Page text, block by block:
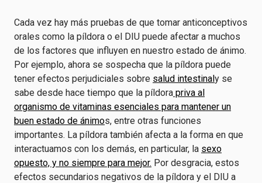
Cada vez hay más pruebas de que tomar anticonceptivos
orales como la píldora o el DIU puede afectar a muchos
de los factores que influyen en nuestro estado de ánimo.
Por ejemplo, ahora se sospecha que la píldora puede
tener efectos perjudiciales sobre salud intestinaly se
sabe desde hace tiempo que la píldora priva al
organismo de vitaminas esenciales para mantener un
buen estado de ánimos, entre otras funciones
importantes. La píldora también afecta a la forma en que
interactuamos con los demás, en particular, la sexo
opuesto, y no siempre para mejor. Por desgracia, estos
efectos secundarios negativos de la píldora y el DIU a